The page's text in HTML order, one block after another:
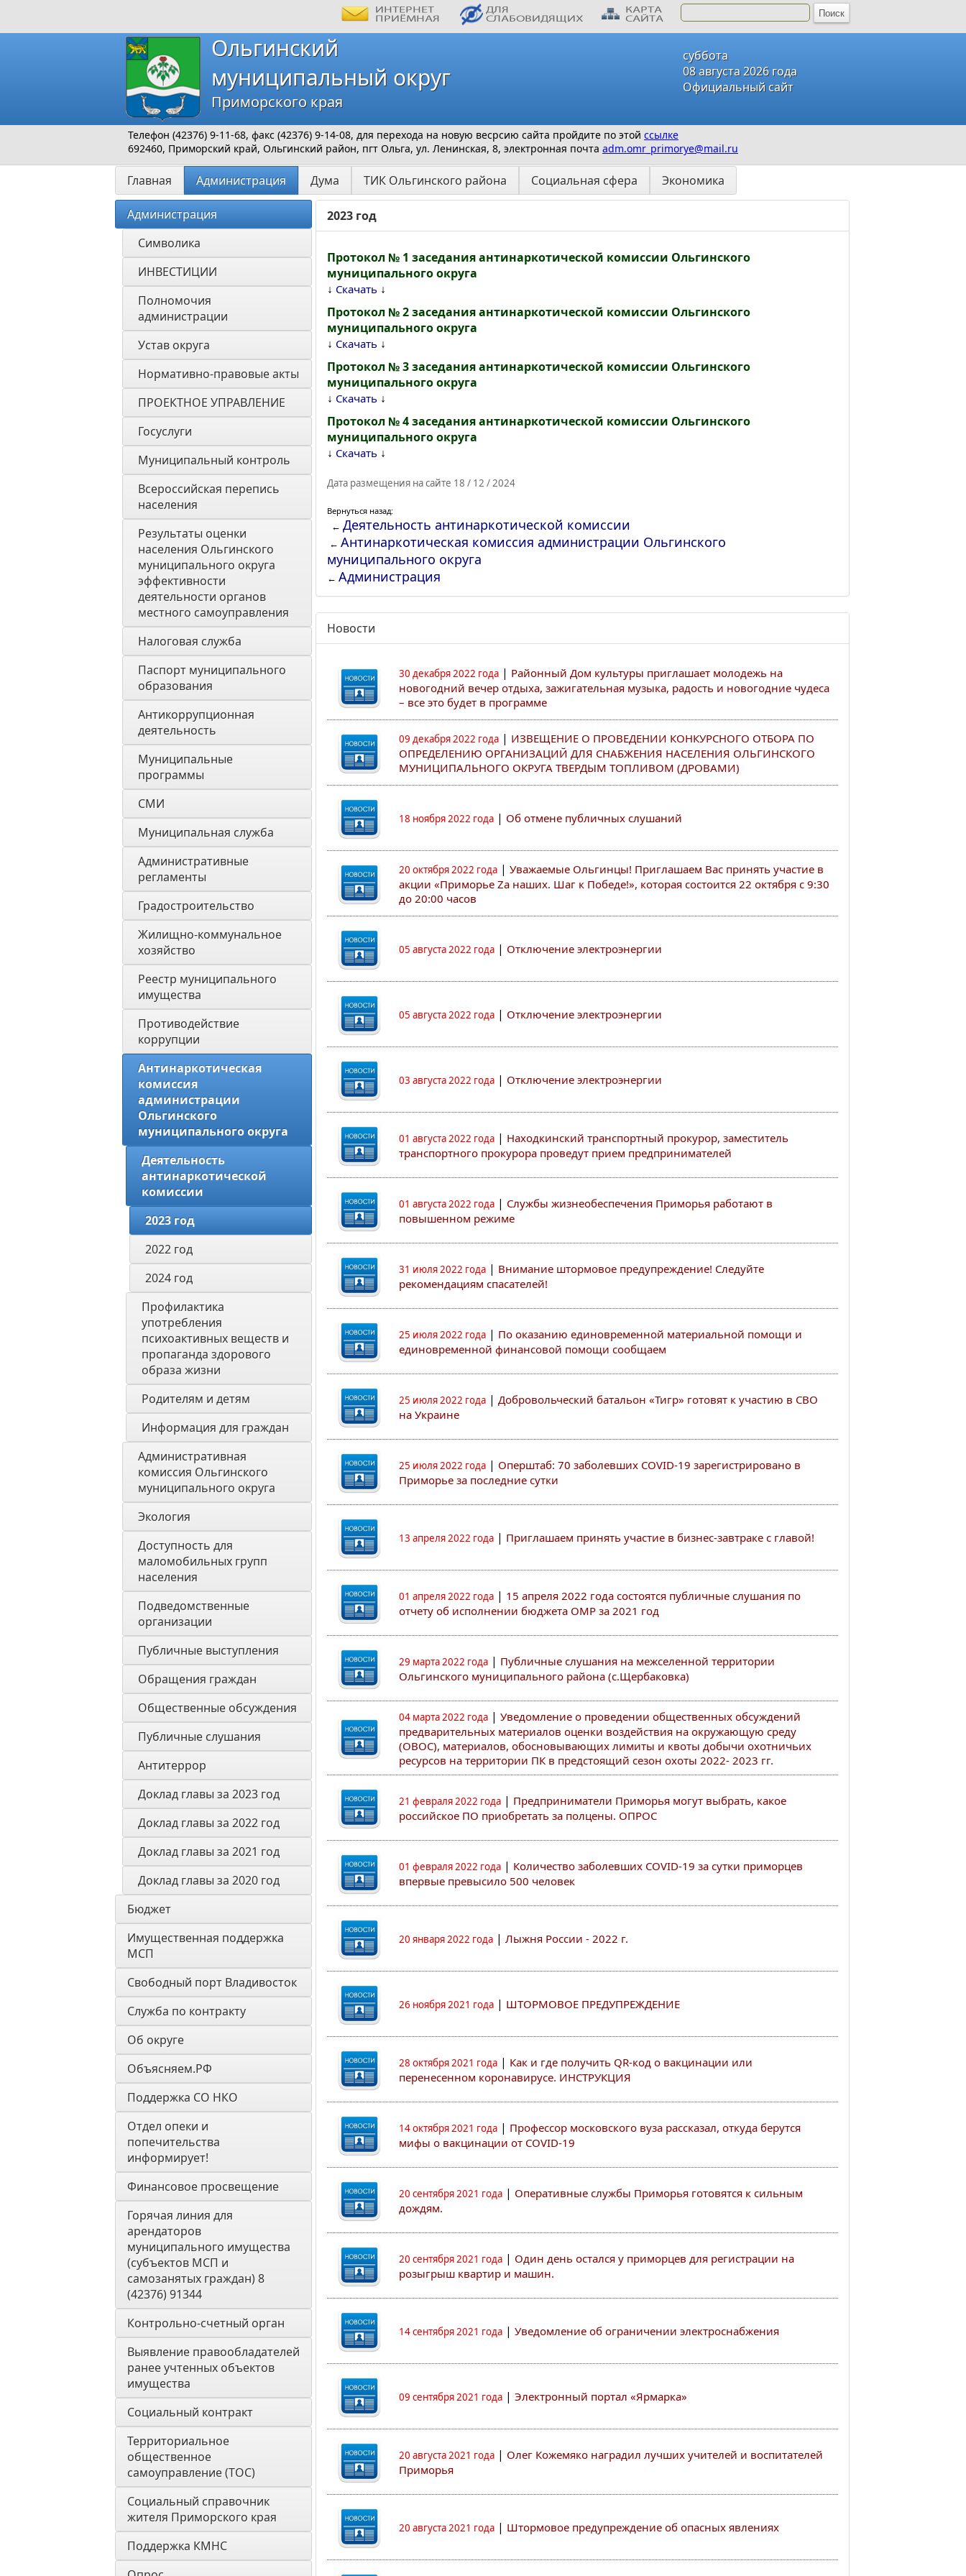
суббота
08 августа 2026 года
Официальный сайт
Ольгинский
муниципальный округ
Приморского края
Телефон (42376) 9-11-68, факс (42376) 9-14-08, для перехода на новую весрсию сайта пройдите по этой ссылке
692460, Приморский край, Ольгинский район, пгт Ольга, ул. Ленинская, 8, электронная почта adm.omr_primorye@mail.ru
Главная Администрация Дума ТИК Ольгинского района Социальная сфера Экономика
Администрация
Символика
ИНВЕСТИЦИИ
Полномочия
администрации
Устав округа
Нормативно-правовые акты
ПРОЕКТНОЕ УПРАВЛЕНИЕ
Госуслуги
Муниципальный контроль
Всероссийская перепись
населения
Результаты оценки
населения Ольгинского
муниципального округа
эффективности
деятельности органов
местного самоуправления
Налоговая служба
Паспорт муниципального
образования
Антикоррупционная
деятельность
Муниципальные
программы
СМИ
Муниципальная служба
Административные
регламенты
Градостроительство
Жилищно-коммунальное
хозяйство
Реестр муниципального
имущества
Противодействие
коррупции
Антинаркотическая
комиссия
администрации
Ольгинского
муниципального округа
Деятельность
антинаркотической
комиссии
2023 год
2022 год
2024 год
Профилактика
употребления
психоактивных веществ и
пропаганда здорового
образа жизни
Родителям и детям
Информация для граждан
Административная
комиссия Ольгинского
муниципального округа
Экология
Доступность для
маломобильных групп
населения
Подведомственные
организации
Публичные выступления
Обращения граждан
Общественные обсуждения
Публичные слушания
Антитеррор
Доклад главы за 2023 год
Доклад главы за 2022 год
Доклад главы за 2021 год
Доклад главы за 2020 год
Бюджет
Имущественная поддержка
МСП
Свободный порт Владивосток
Служба по контракту
Об округе
Объясняем.РФ
Поддержка СО НКО
Отдел опеки и
попечительства
информирует!
Финансовое просвещение
Горячая линия для
арендаторов
муниципального имущества
(субъектов МСП и
самозанятых граждан) 8
(42376) 91344
Контрольно-счетный орган
Выявление правообладателей
ранее учтенных объектов
имущества
Социальный контракт
Территориальное
общественное
самоуправление (ТОС)
Социальный справочник
жителя Приморского края
Поддержка КМНС
2023 год
Протокол № 1 заседания антинаркотической комиссии Ольгинского
муниципального округа
↓ Скачать ↓
Протокол № 2 заседания антинаркотической комиссии Ольгинского
муниципального округа
↓ Скачать ↓
Протокол № 3 заседания антинаркотической комиссии Ольгинского
муниципального округа
↓ Скачать ↓
Протокол № 4 заседания антинаркотической комиссии Ольгинского
муниципального округа
↓ Скачать ↓
Дата размещения на сайте 18 / 12 / 2024
Вернуться назад:
← Деятельность антинаркотической комиссии
← Антинаркотическая комиссия администрации Ольгинского
муниципального округа
← Администрация
Новости
30 декабря 2022 года | Районный Дом культуры приглашает молодежь на
новогодний вечер отдыха, зажигательная музыка, радость и новогодние чудеса
– все это будет в программе
09 декабря 2022 года | ИЗВЕЩЕНИЕ О ПРОВЕДЕНИИ КОНКУРСНОГО ОТБОРА ПО
ОПРЕДЕЛЕНИЮ ОРГАНИЗАЦИЙ ДЛЯ СНАБЖЕНИЯ НАСЕЛЕНИЯ ОЛЬГИНСКОГО
МУНИЦИПАЛЬНОГО ОКРУГА ТВЕРДЫМ ТОПЛИВОМ (ДРОВАМИ)
18 ноября 2022 года | Об отмене публичных слушаний
20 октября 2022 года | Уважаемые Ольгинцы! Приглашаем Вас принять участие в
акции «Приморье Zа наших. Шаг к Победе!», которая состоится 22 октября с 9:30
до 20:00 часов
05 августа 2022 года | Отключение электроэнергии
05 августа 2022 года | Отключение электроэнергии
03 августа 2022 года | Отключение электроэнергии
01 августа 2022 года | Находкинский транспортный прокурор, заместитель
транспортного прокурора проведут прием предпринимателей
01 августа 2022 года | Службы жизнеобеспечения Приморья работают в
повышенном режиме
31 июля 2022 года | Внимание штормовое предупреждение! Следуйте
рекомендациям спасателей!
25 июля 2022 года | По оказанию единовременной материальной помощи и
единовременной финансовой помощи сообщаем
25 июля 2022 года | Добровольческий батальон «Тигр» готовят к участию в СВО
на Украине
25 июля 2022 года | Оперштаб: 70 заболевших COVID-19 зарегистрировано в
Приморье за последние сутки
13 апреля 2022 года | Приглашаем принять участие в бизнес-завтраке с главой!
01 апреля 2022 года | 15 апреля 2022 года состоятся публичные слушания по
отчету об исполнении бюджета ОМР за 2021 год
29 марта 2022 года | Публичные слушания на межселенной территории
Ольгинского муниципального района (с.Щербаковка)
04 марта 2022 года | Уведомление о проведении общественных обсуждений
предварительных материалов оценки воздействия на окружающую среду
(ОВОС), материалов, обосновывающих лимиты и квоты добычи охотничьих
ресурсов на территории ПК в предстоящий сезон охоты 2022- 2023 гг.
21 февраля 2022 года | Предприниматели Приморья могут выбрать, какое
российское ПО приобретать за полцены. ОПРОС
01 февраля 2022 года | Количество заболевших COVID-19 за сутки приморцев
впервые превысило 500 человек
20 января 2022 года | Лыжня России - 2022 г.
26 ноября 2021 года | ШТОРМОВОЕ ПРЕДУПРЕЖДЕНИЕ
28 октября 2021 года | Как и где получить QR-код о вакцинации или
перенесенном коронавирусе. ИНСТРУКЦИЯ
14 октября 2021 года | Профессор московского вуза рассказал, откуда берутся
мифы о вакцинации от COVID-19
20 сентября 2021 года | Оперативные службы Приморья готовятся к сильным
дождям.
20 сентября 2021 года | Один день остался у приморцев для регистрации на
розыгрыш квартир и машин.
14 сентября 2021 года | Уведомление об ограничении электроснабжения
09 сентября 2021 года | Электронный портал «Ярмарка»
20 августа 2021 года | Олег Кожемяко наградил лучших учителей и воспитателей
Приморья
20 августа 2021 года | Штормовое предупреждение об опасных явлениях